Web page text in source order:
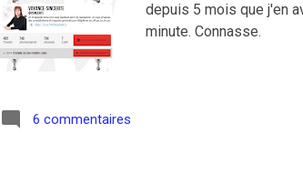
depuis 5 mois que j'en
minute. Connasse.
6 commentaires